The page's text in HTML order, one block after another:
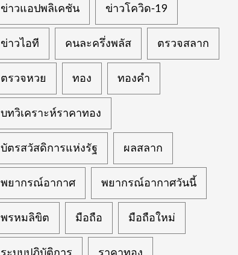
ข่าวแอปพลิเคชัน ข่าวโควิด-19
ข่าวไอที คนละครึ่งพลัส ตรวจสลาก
ตรวจหวย ทอง ทองคำ
บทวิเคราะห์ราคาทอง
บัตรสวัสดิการแห่งรัฐ ผลสลาก
พยากรณ์อากาศ พยากรณ์อากาศวันนี้
พรหมลิขิต มือถือ มือถือใหม่